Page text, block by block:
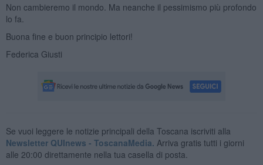
Non cambieremo il mondo. Ma neanche il pessimismo più profondo
lo fa.
Buona fine e buon principio lettori!
Federica Giusti
Se vuoi leggere le notizie principali della Toscana iscriviti alla
Newsletter QUInews - ToscanaMedia. Arriva gratis tutti i giorni
alle 20:00 direttamente nella tua casella di posta.